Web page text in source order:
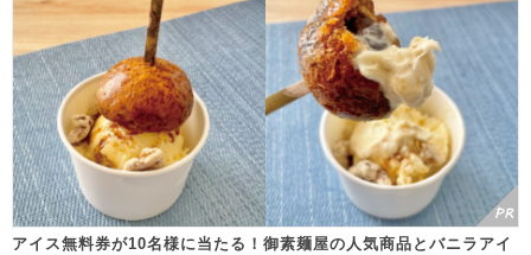
アイス無料券が10名様に当たる！御素麺屋の人気商品とバニラアイ